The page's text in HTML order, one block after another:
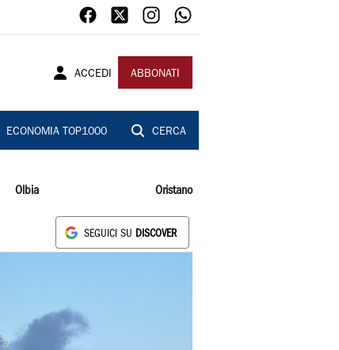
ACCEDI ABBONATI
ECONOMIA TOP1000 CERCA
Olbia Oristano
SEGUICI SU DISCOVER